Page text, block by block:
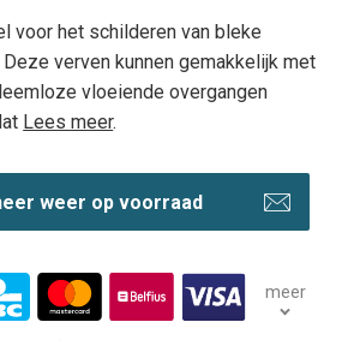
voor het schilderen van bleke
verven kunnen gemakkelijk met
vloeiende overgangen
Lees meer.
weer op voorraad
meer